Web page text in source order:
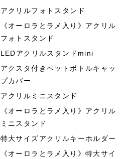
アクリルフォトスタンド
《オーロラとラメ入り》アクリル
フォトスタンド
LEDアクリルスタンドmini
アクスタ付きペットボトルキャッ
プカバー
アクリルミニスタンド
《オーロラとラメ入り》アクリル
ミニスタンド
特大サイズアクリルキーホルダー
《オーロラとラメ入り》特大サイ